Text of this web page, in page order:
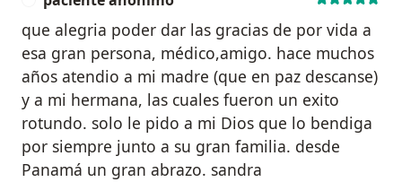
que alegria poder dar las gracias de por vida a
esa gran persona, médico,amigo. hace muchos
años atendio a mi madre (que en paz descanse)
y a mi hermana, las cuales fueron un exito
rotundo. solo le pido a mi Dios que lo bendiga
por siempre junto a su gran familia. desde
Panamá un gran abrazo. sandra